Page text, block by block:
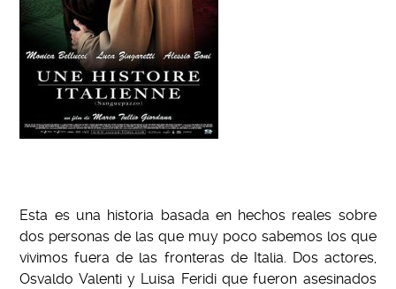
Esta es una historia basada en hechos reales sobre
dos personas de las que muy poco sabemos los que
vivimos fuera de las fronteras de Italia. Dos actores,
Osvaldo Valenti y Luisa Feridi que fueron asesinados